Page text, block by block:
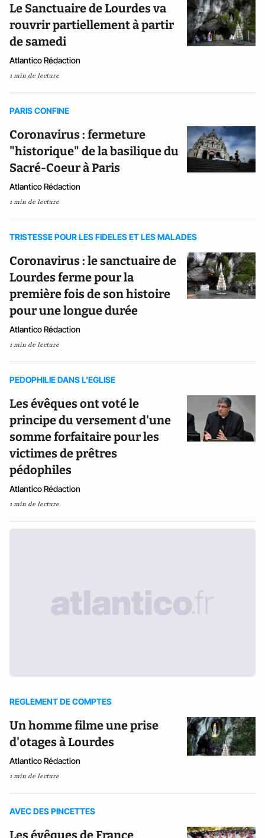
Le Sanctuaire de Lourdes va
rouvrir partiellement à partir
de samedi
Atlantico Rédaction
1 min de lecture
PARIS CONFINE
Coronavirus : fermeture
"historique" de la basilique du
Sacré-Coeur à Paris
Atlantico Rédaction
1 min de lecture
TRISTESSE POUR LES FIDELES ET LES MALADES
Coronavirus : le sanctuaire de
Lourdes ferme pour la
première fois de son histoire
pour une longue durée
Atlantico Rédaction
1 min de lecture
PEDOPHILIE DANS L'EGLISE
Les évêques ont voté le
principe du versement d'une
somme forfaitaire pour les
victimes de prêtres
pédophiles
Atlantico Rédaction
1 min de lecture
REGLEMENT DE COMPTES
Un homme filme une prise
d'otages à Lourdes
Atlantico Rédaction
1 min de lecture
AVEC DES PINCETTES
Les évêques de France